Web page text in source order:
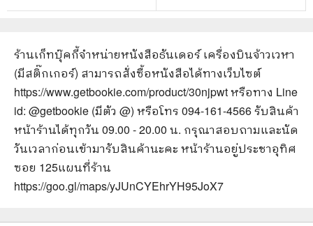
ร้านเก็ทบุ๊คกี้จำหน่ายหนังสือธันเดอร์ เครื่องบินจ้าวเวหา
(มีสติ๊กเกอร์) สามารถสั่งซื้อหนังสือได้ทางเว็บไซต์
https://www.getbookie.com/product/30njpwtหรือทาง Line
id: @getbookie (มีตัว @) หรือโทร 094-161-4566 รับสินค้า
หน้าร้านได้ทุกวัน 09.00 - 20.00 น. กรุณาสอบถามและนัด
วันเวลาก่อนเข้ามารับสินค้านะคะ หน้าร้านอยู่ประชาอุทิศ
ซอย 125แผนที่ร้าน
https://goo.gl/maps/yJUnCYEhrYH95JoX7